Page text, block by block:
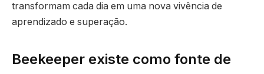
transformam cada dia em uma nova vivência de
aprendizado e superação.
Beekeeper existe como fonte de